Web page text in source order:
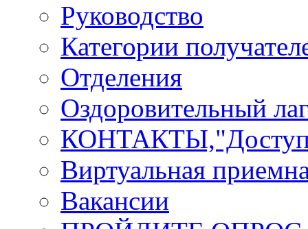
Руководство
Категории
Отделения
Оздоровительный
Виртуальная
Вакансии